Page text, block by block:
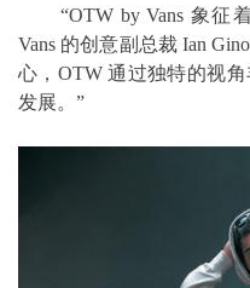
“OTW by Vans 象征
Vans 的创意副总裁 Ian
心，OTW 通过独特的视
发展。”